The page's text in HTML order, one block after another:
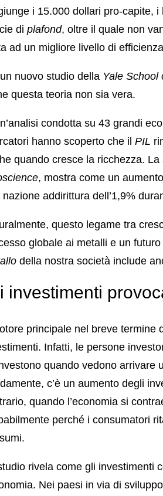
i 15.000 dollari pro-capite, i
di plafond, oltre il quale non
ad un migliore livello di
nuovo studio della Yale School
questa teoria non sia vera.
condotta su 43 grandi
hanno scoperto che il PIL
quando cresce la ricchezza.
, mostra come un
nazione addirittura dell’1,9%
questo legame tra
globale ai metalli e un
della nostra società include
investimenti
principale nel breve termine
Infatti, le persone
quando vedono arrivare
c’è un aumento degli
quando l’economia si
perché i consumatori
rivela come gli investimenti
Nei paesi in via di